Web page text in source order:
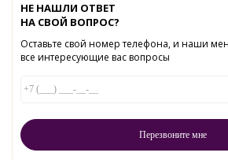
НЕ НАШЛИ ОТВЕТ
НА СВОЙ ВОПРОС?
Оставьте свой номер телефона, и наши
все интересующие вас вопросы